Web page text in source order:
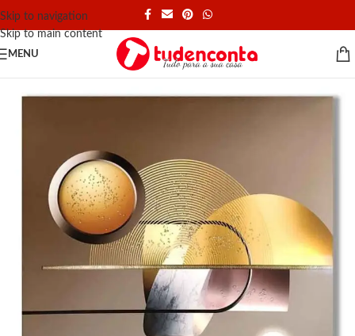
Skip to navigation
Skip to main content
MENU